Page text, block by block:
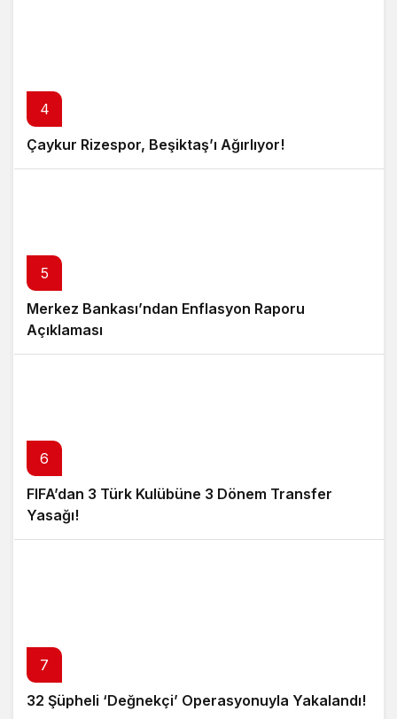
4
Çaykur Rizespor, Beşiktaş’ı Ağırlıyor!
5
Merkez Bankası’ndan Enflasyon Raporu
Açıklaması
6
FIFA’dan 3 Türk Kulübüne 3 Dönem Transfer
Yasağı!
7
32 Şüpheli ‘Değnekçi’ Operasyonuyla Yakalandı!